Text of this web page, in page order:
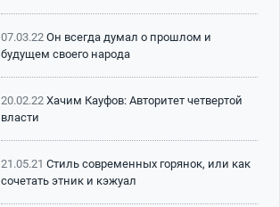
07.03.22 Он всегда думал о прошлом и
будущем своего народа
20.02.22 Хачим Кауфов: Авторитет четвертой
власти
21.05.21 Стиль современных горянок, или как
сочетать этник и кэжуал